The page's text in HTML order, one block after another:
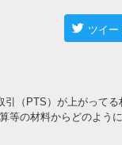
ツイー
（PTS）が上がって
の材料からどのよう